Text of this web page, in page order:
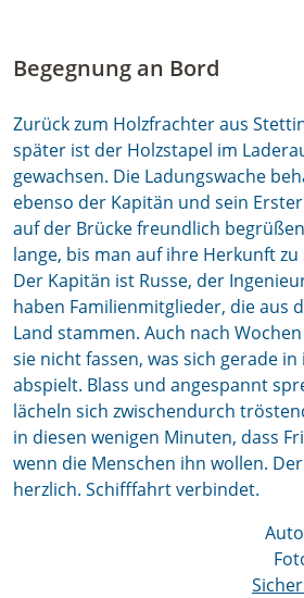
Begegnung an Bord
Zurück zum Holzfrachter aus
später ist der Holzstapel im
gewachsen. Die Ladungswache
ebenso der Kapitän und sein
auf der Brücke freundlich
lange, bis man auf ihre Herkunft
Der Kapitän ist Russe, der
haben Familienmitglieder, die aus
Land stammen. Auch nach
sie nicht fassen, was sich gerade
abspielt. Blass und angespannt
lächeln sich zwischendurch
in diesen wenigen Minuten, dass
wenn die Menschen ihn wollen.
herzlich. Schifffahrt verbindet.